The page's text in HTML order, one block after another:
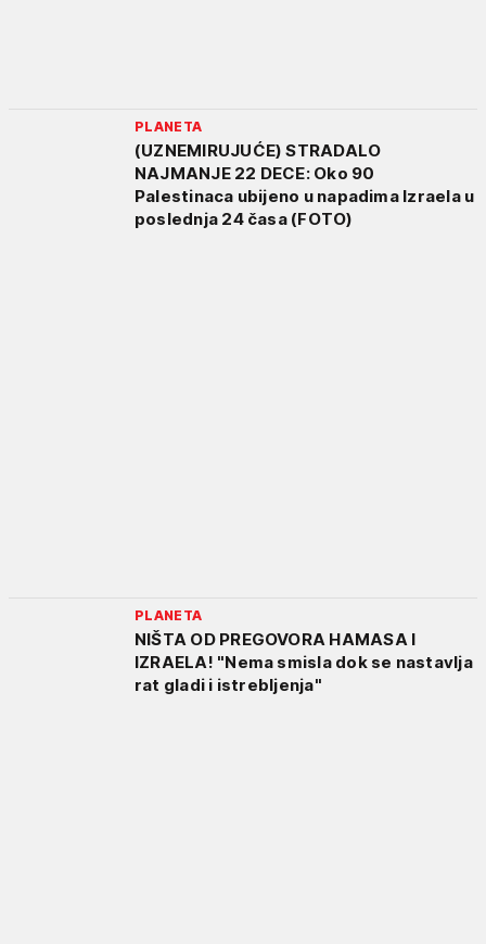
PLANETA
(UZNEMIRUJUĆE) STRADALO
NAJMANJE 22 DECE: Oko 90
Palestinaca ubijeno u napadima Izraela u
poslednja 24 časa (FOTO)
PLANETA
NIŠTA OD PREGOVORA HAMASA I
IZRAELA! "Nema smisla dok se nastavlja
rat gladi i istrebljenja"